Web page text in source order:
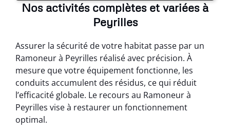
Nos activités complètes et variées à
Peyrilles
Assurer la sécurité de votre habitat passe par un
Ramoneur à Peyrilles réalisé avec précision. À
mesure que votre équipement fonctionne, les
conduits accumulent des résidus, ce qui réduit
l’efficacité globale. Le recours au Ramoneur à
Peyrilles vise à restaurer un fonctionnement
optimal.